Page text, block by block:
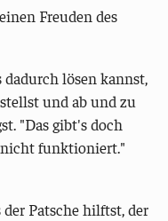
Freuden des
dadurch lösen kannst,
und ab und zu
"Das gibt's doch
nicht funktioniert."
Patsche hilftst, der